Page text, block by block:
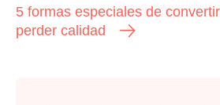
5 formas especiales de
perder calidad